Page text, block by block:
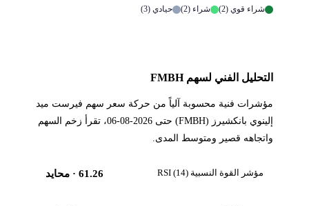
شراء قوي (2) شراء (2) حيادي (3)
التحليل الفني لسهم FMBH
مؤشرات فنية محسوبة آلياً من حركة سعر سهم فيرست ميد
إلينوي بانكشيرز (FMBH) حتى 2026-08-06، تقرأ زخم السهم
واتجاهه قصير ومتوسط المدى.
مؤشر القوة النسبية RSI (14) 61.26· محايد